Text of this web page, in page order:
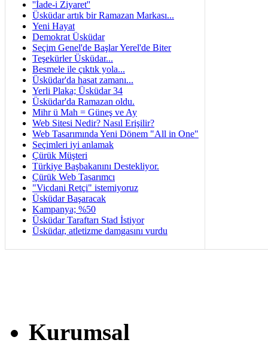
''İade-i Ziyaret''
Üsküdar artık bir Ramazan Markası...
Yeni Hayat
Demokrat Üsküdar
Seçim Genel'de Başlar Yerel'de Biter
Teşekürler Üsküdar...
Besmele ile çıktık yola...
Üsküdar'da hasat zamanı...
Yerli Plaka; Üsküdar 34
Üsküdar'da Ramazan oldu.
Mihr ü Mah = Güneş ve Ay
Web Sitesi Nedir? Nasıl Erişilir?
Web Tasarımında Yeni Dönem "All in One"
Seçimleri iyi anlamak
Çürük Müşteri
Türkiye Başbakanını Destekliyor.
Çürük Web Tasarımcı
"Vicdani Retçi" istemiyoruz
Üsküdar Başaracak
Kampanya; %50
Üsküdar Taraftarı Stad İstiyor
Üsküdar, atletizme damgasını vurdu
Kurumsal